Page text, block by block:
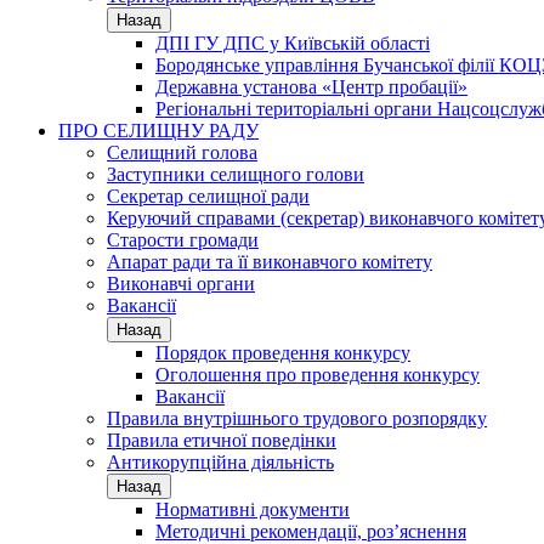
Назад
ДПІ ГУ ДПС у Київській області
Бородянське управління Бучанської філії
Державна установа «Центр пробації»
Регіональні територіальні органи
ПРО СЕЛИЩНУ РАДУ
Селищний голова
Заступники селищного голови
Секретар селищної ради
Керуючий справами (секретар) виконавчого
Старости громади
Апарат ради та її виконавчого комітету
Виконавчі органи
Вакансії
Назад
Порядок проведення конкурсу
Оголошення про проведення конкурсу
Вакансії
Правила внутрішнього трудового розпорядку
Правила етичної поведінки
Антикорупційна діяльність
Назад
Нормативні документи
Методичні рекомендації, роз’яснення